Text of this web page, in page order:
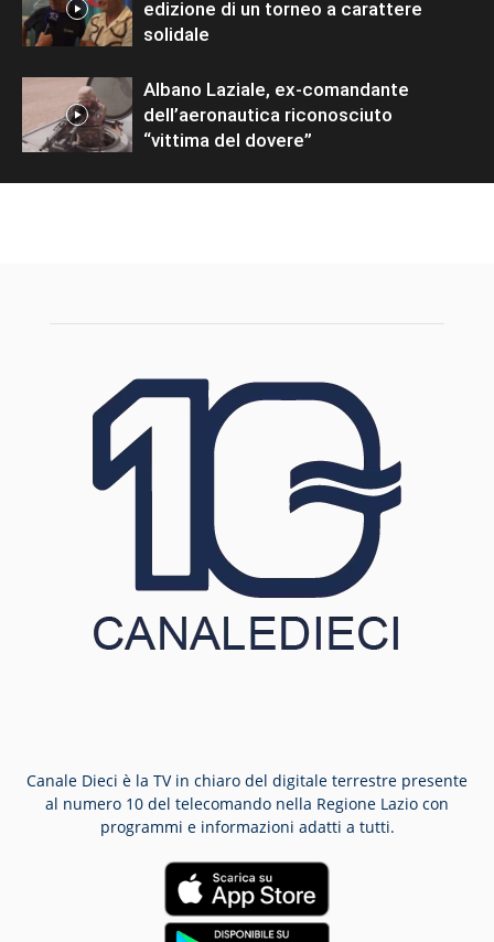
edizione di un torneo a carattere
solidale
Albano Laziale, ex-comandante
dell’aeronautica riconosciuto
“vittima del dovere”
Canale Dieci è la TV in chiaro del digitale terrestre presente
al numero 10 del telecomando nella Regione Lazio con
programmi e informazioni adatti a tutti.